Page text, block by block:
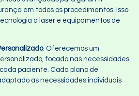
em todos os procedimentos. Isso
a laser e equipamentos de
: Oferecemos um
focado nas necessidades
paciente. Cada plano de
às necessidades individuais